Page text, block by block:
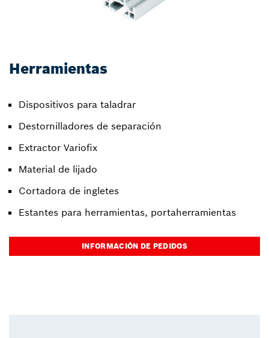
Herramientas
Dispositivos para taladrar
Destornilladores de separación
Extractor Variofix
Material de lijado
Cortadora de ingletes
Estantes para herramientas, portaherramientas
INFORMACIÓN DE PEDIDOS